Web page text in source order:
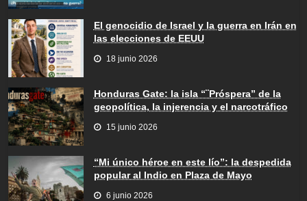
El genocidio de Israel y la guerra en Irán en
las elecciones de EEUU
18 junio 2026
Honduras Gate: la isla “¨Próspera” de la
geopolítica, la injerencia y el narcotráfico
15 junio 2026
“Mi único héroe en este lío”: la despedida
popular al Indio en Plaza de Mayo
6 junio 2026